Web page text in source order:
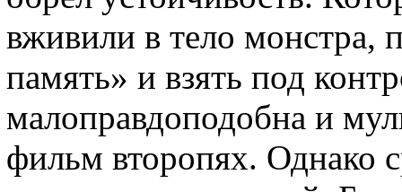
вживили в тело монстра,
память» и взять под
малоправдоподобна и
фильм второпях. Однако